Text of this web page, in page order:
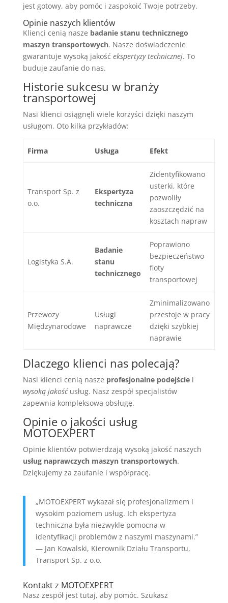
jest gotowy, aby pomóc i zaspokoić Twoje potrzeby.
Opinie naszych klientów
Klienci cenią nasze badanie stanu technicznego
maszyn transportowych. Nasze doświadczenie
gwarantuje wysoką jakość ekspertyzy technicznej. To
buduje zaufanie do nas.
Historie sukcesu w branży
transportowej
Nasi klienci osiągnęli wiele korzyści dzięki naszym
usługom. Oto kilka przykładów:
Firma Usługa Efekt
Transport Sp. z
o.o.
Ekspertyza
techniczna
Zidentyfikowano
usterki, które
pozwoliły
zaoszczędzić na
kosztach napraw
Logistyka S.A.
Badanie
stanu
technicznego
Poprawiono
bezpieczeństwo
floty
transportowej
Przewozy
Międzynarodowe
Usługi
naprawcze
Zminimalizowano
przestoje w pracy
dzięki szybkiej
naprawie
Dlaczego klienci nas polecają?
Nasi klienci cenią nasze profesjonalne podejściei
wysoką jakośćusług. Nasz zespół specjalistów
zapewnia kompleksową obsługę.
Opinie o jakości usług
MOTOEXPERT
Opinie klientów potwierdzają wysoką jakość naszych
usług naprawczych maszyn transportowych.
Dziękujemy za zaufanie i współpracę.
„MOTOEXPERT wykazał się profesjonalizmem i
wysokim poziomem usług. Ich ekspertyza
techniczna była niezwykle pomocna w
identyfikacji problemów z naszymi maszynami.”
— Jan Kowalski, Kierownik Działu Transportu,
Transport Sp. z o.o.
Kontakt z MOTOEXPERT
Nasz zespół jest tutaj, aby pomóc. Szukasz